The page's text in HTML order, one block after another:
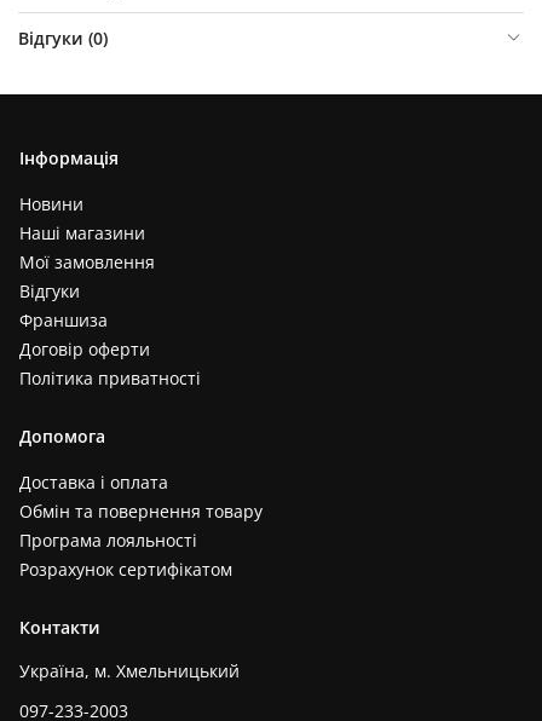
Відгуки (0)
Інформація
Новини
Наші магазини
Мої замовлення
Відгуки
Франшиза
Договір оферти
Політика приватності
Допомога
Доставка і оплата
Обмін та повернення товару
Програма лояльності
Розрахунок сертифікатом
Контакти
Україна, м. Хмельницький
097-233-2003